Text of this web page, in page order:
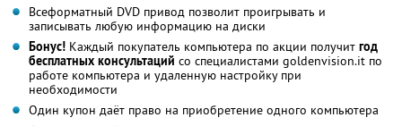
Всеформатный DVD привод позволит проигрывать и
записывать любую информацию на диски
Бонус! Каждый покупатель компьютера по акции получит год
бесплатных консультаций со специалистами goldenvision.it по
работе компьютера и удаленную настройку при
необходимости
Один купон даёт право на приобретение одного компьютера